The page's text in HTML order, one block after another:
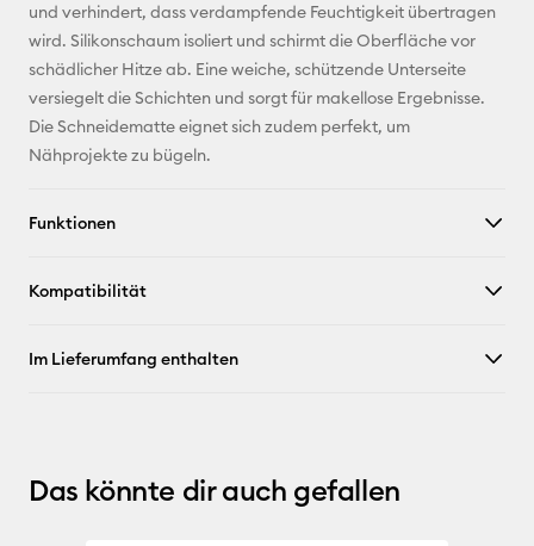
und verhindert, dass verdampfende Feuchtigkeit übertragen
wird. Silikonschaum isoliert und schirmt die Oberfläche vor
schädlicher Hitze ab. Eine weiche, schützende Unterseite
versiegelt die Schichten und sorgt für makellose Ergebnisse.
Die Schneidematte eignet sich zudem perfekt, um
Nähprojekte zu bügeln.
Funktionen
Kompatibilität
Im Lieferumfang enthalten
Das könnte dir auch gefallen